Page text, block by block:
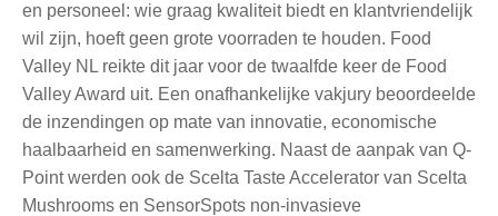
en personeel: wie graag kwaliteit biedt en klantvriendelijk
wil zijn, hoeft geen grote voorraden te houden. Food
Valley NL reikte dit jaar voor de twaalfde keer de Food
Valley Award uit. Een onafhankelijke vakjury beoordeelde
de inzendingen op mate van innovatie, economische
haalbaarheid en samenwerking. Naast de aanpak van Q-
Point werden ook de Scelta Taste Accelerator van Scelta
Mushrooms en SensorSpots non-invasieve